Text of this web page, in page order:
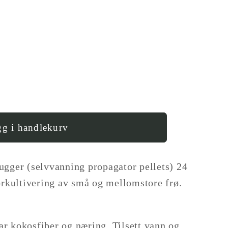
i handlekurv
(selvvanning propagator pellets) 24
av små og mellomstore frø.
kokosfiber og næring. Tilsett vann og